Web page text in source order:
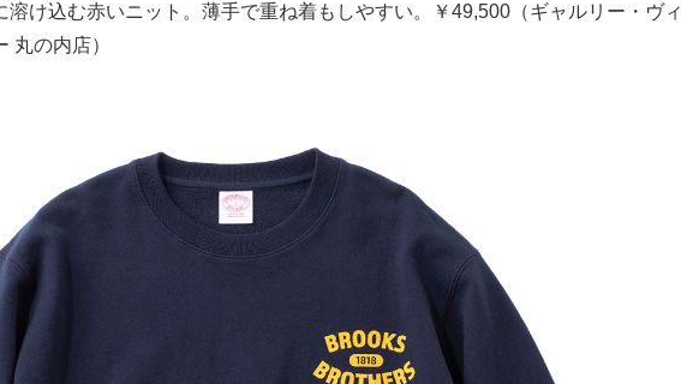
溶け込む赤いニット。薄手で重ね着もしやすい。￥49,500（ギャルリー・ヴィ
丸の内店）